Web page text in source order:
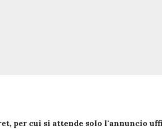
per cui si attende solo l'annuncio